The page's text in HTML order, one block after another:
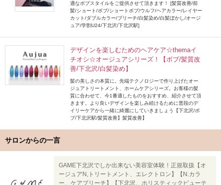
適なボブスタイルをご提供させて頂きます！ [髪質改善/前
髪/ショート/ボブ/ショートボブ/ウルフ/ヘアカラー/レイヤー
カット/ダブルカラー/ブリーチ/白髪染め/白髪ぼかし/オージ
ュア/学割U24/下北沢/下北沢駅]
デザインを楽しむためのヘアケア☆themaイ
チオシ☆オージュアシリーズ！【ボブ/髪質改
善/下北沢/白髪染め】
髪の美しさの本質に。先端テクノロジーで作り上げたオー
ジュアトリートメント、ホームケアシリーズ。お客様の髪
質に合わせて、今1番適したものをおすすめ、紹介させて頂
きます。より良いデザインを楽しみ続けるために普段のデ
イリーケアから一緒に綺麗にしていきましょう【下北沢/ボ
ブ/下北沢駅/髪質改善】髪質改善】
サロンからの一言
GAME下北沢でしか出来ない美容室体験！正規取扱【オ
ージュアN,トリートメント、エレクトロン】【N.カラ
ー、ケアブリーチ】【下北沢、ホリスティックビューテ